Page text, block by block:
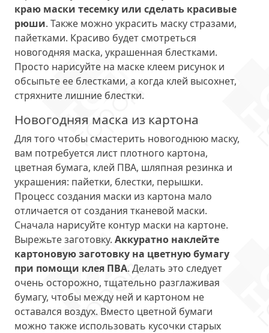
краю маски тесемку или сделать красивые
рюши. Также можно украсить маску стразами,
пайетками. Красиво будет смотреться
новогодняя маска, украшенная блестками.
Просто нарисуйте на маске клеем рисунок и
обсыпьте ее блестками, а когда клей высохнет,
стряхните лишние блестки.
Новогодняя маска из картона
Для того чтобы смастерить новогоднюю маску,
вам потребуется лист плотного картона,
цветная бумага, клей ПВА, шляпная резинка и
украшения: пайетки, блестки, перышки.
Процесс создания маски из картона мало
отличается от создания тканевой маски.
Сначала нарисуйте контур маски на картоне.
Вырежьте заготовку. Аккуратно наклейте
картоновую заготовку на цветную бумагу
при помощи клея ПВА. Делать это следует
очень осторожно, тщательно разглаживая
бумагу, чтобы между ней и картоном не
оставался воздух. Вместо цветной бумаги
можно также использовать кусочки старых